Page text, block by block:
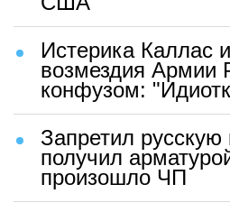
Истерика Каллас
возмездия Армии
конфузом:
Запретил
получил
произошло ЧП